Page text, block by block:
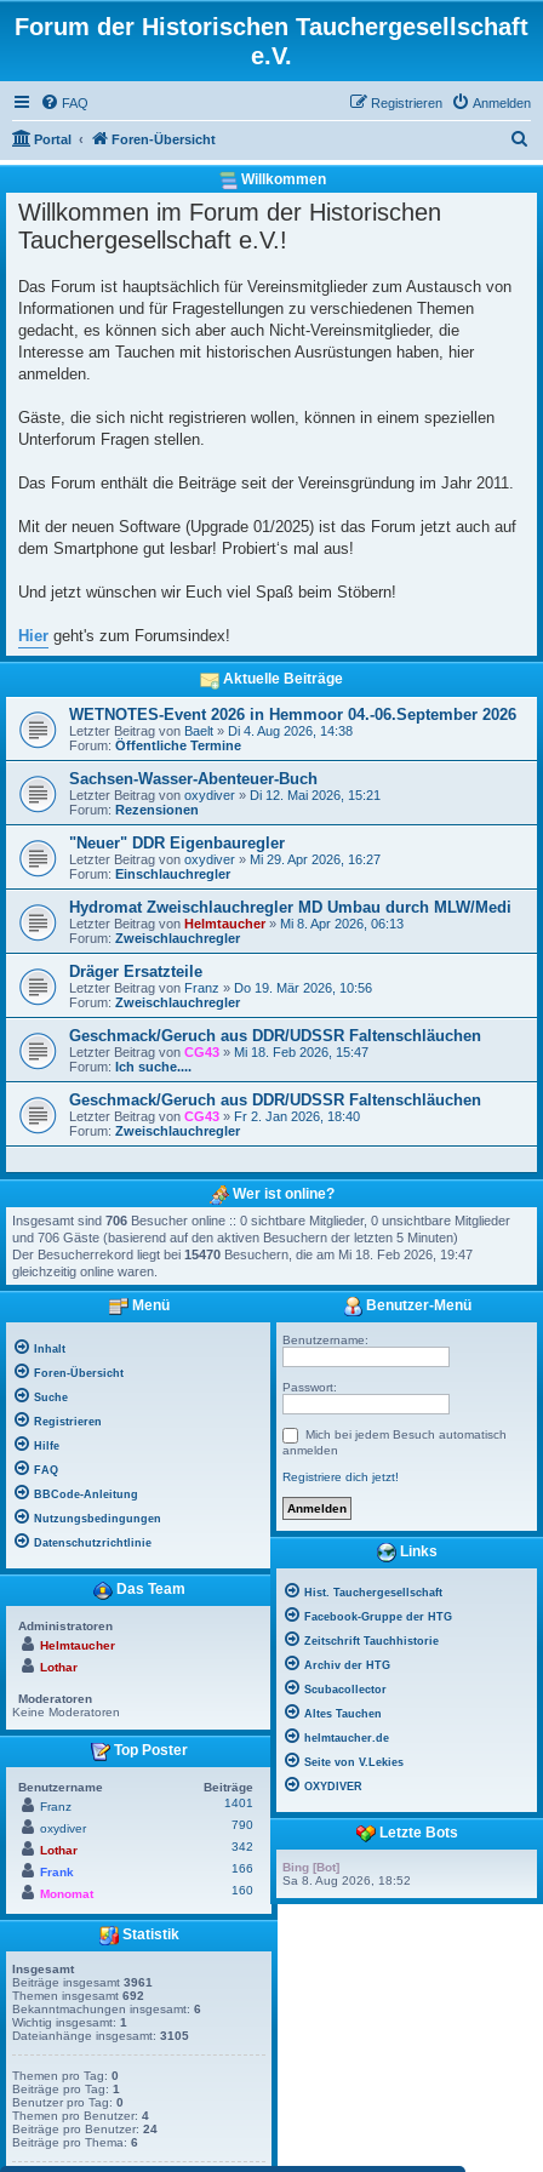
Forum der Historischen Tauchergesellschaft
e.V.
FAQ Anmelden
Registrieren
Portal Foren-Übersicht
u
c
Willkommen
Willkommen im Forum der Historischen
Tauchergesellschaft e.V.!
Das Forum ist hauptsächlich für Vereinsmitglieder zum Austausch von
Informationen und für Fragestellungen zu verschiedenen Themen
gedacht, es können sich aber auch Nicht-Vereinsmitglieder, die
Interesse am Tauchen mit historischen Ausrüstungen haben, hier
anmelden.
Gäste, die sich nicht registrieren wollen, können in einem speziellen
Unterforum Fragen stellen.
Das Forum enthält die Beiträge seit der Vereinsgründung im Jahr 2011.
Mit der neuen Software (Upgrade 01/2025) ist das Forum jetzt auch auf
dem Smartphone gut lesbar! Probiert‘s mal aus!
Und jetzt wünschen wir Euch viel Spaß beim Stöbern!
Hier geht's zum Forumsindex!
Aktuelle Beiträge
WETNOTES-Event 2026 in Hemmoor 04.-06.September 2026
Letzter Beitrag von Baelt » Di 4. Aug 2026, 14:38
Forum: Öffentliche Termine
Sachsen-Wasser-Abenteuer-Buch
Letzter Beitrag von oxydiver » Di 12. Mai 2026, 15:21
Forum: Rezensionen
"Neuer" DDR Eigenbauregler
Letzter Beitrag von oxydiver » Mi 29. Apr 2026, 16:27
Forum: Einschlauchregler
Hydromat Zweischlauchregler MD Umbau durch MLW/Medi
Letzter Beitrag von Helmtaucher» Mi 8. Apr 2026, 06:13
Forum: Zweischlauchregler
Dräger Ersatzteile
Letzter Beitrag von Franz » Do 19. Mär 2026, 10:56
Forum: Zweischlauchregler
Geschmack/Geruch aus DDR/UDSSR Faltenschläuchen
Letzter Beitrag von CG43 » Mi 18. Feb 2026, 15:47
Forum: Ich suche....
Geschmack/Geruch aus DDR/UDSSR Faltenschläuchen
Letzter Beitrag von CG43 » Fr 2. Jan 2026, 18:40
Forum: Zweischlauchregler
Wer ist online?
Insgesamt sind 706 Besucher online :: 0 sichtbare Mitglieder, 0 unsichtbare Mitglieder
und 706 Gäste (basierend auf den aktiven Besuchern der letzten 5 Minuten)
Der Besucherrekord liegt bei 15470 Besuchern, die am Mi 18. Feb 2026, 19:47
gleichzeitig online waren.
Menü
Inhalt
Foren-Übersicht
Suche
Registrieren
Hilfe
FAQ
BBCode-Anleitung
Nutzungsbedingungen
Datenschutzrichtlinie
Das Team
Administratoren
Helmtaucher
Lothar
Moderatoren
Keine Moderatoren
Top Poster
Benutzername
Beiträge
Franz
1401
oxydiver
790
Lothar
342
Frank
166
Monomat
160
Statistik
Insgesamt
Beiträge insgesamt 3961
Themen insgesamt 692
Bekanntmachungen insgesamt: 6
Wichtig insgesamt: 1
Dateianhänge insgesamt: 3105
Themen pro Tag: 0
Beiträge pro Tag: 1
Benutzer pro Tag: 0
Themen pro Benutzer: 4
Beiträge pro Benutzer: 24
Beiträge pro Thema: 6
Benutzer-Menü
Benutzername:
Passwort:
Mich bei jedem Besuch automatisch
anmelden
Registriere dich jetzt!
Links
Hist. Tauchergesellschaft
Facebook-Gruppe der HTG
Zeitschrift Tauchhistorie
Archiv der HTG
Scubacollector
Altes Tauchen
helmtaucher.de
Seite von V.Lekies
OXYDIVER
Letzte Bots
Bing [Bot]
Sa 8. Aug 2026, 18:52